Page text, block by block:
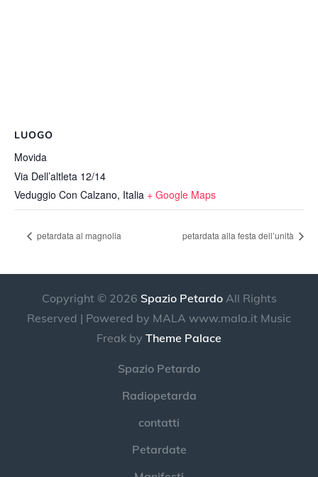
LUOGO
Movida
Via Dell’altleta 12/14
Veduggio Con Calzano, Italia + Google Maps
petardata al magnolia petardata alla festa dell’unità
Copyright © 2026 Spazio PetardoAll Rights
Reserved | Powered by MALA www.mala.it Music
Freak by Theme Palace
Spazio Petardo
Radiopetarda
contatti
Petardate